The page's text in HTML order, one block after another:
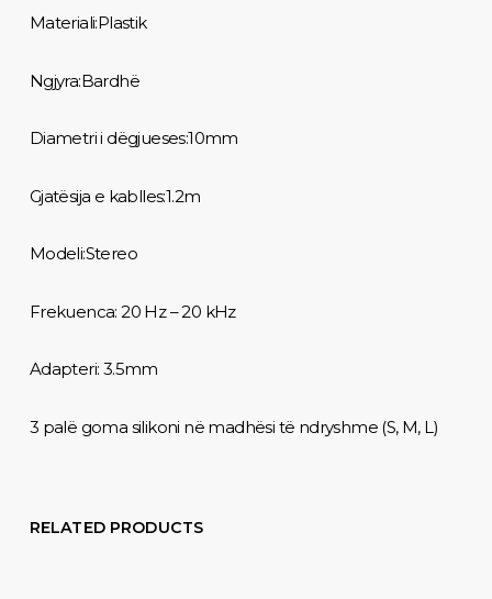
Materiali:Plastik
Ngjyra:Bardhë
Diametri i dëgjueses:10mm
Gjatësija e kablles:1.2m
Modeli:Stereo
Frekuenca: 20 Hz – 20 kHz
Adapteri: 3.5mm
3 palë goma silikoni në madhësi të ndryshme (S, M, L)
RELATED PRODUCTS